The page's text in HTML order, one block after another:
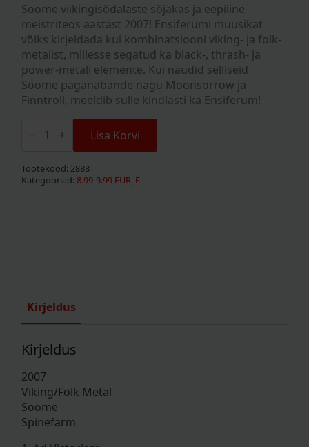
Soome viikingisõdalaste sõjakas ja eepiline
meistriteos aastast 2007! Ensiferumi muusikat
võiks kirjeldada kui kombinatsiooni viking- ja folk-
metalist, millesse segatud ka black-, thrash- ja
power-metali elemente. Kui naudid selliseid
Soome paganabände nagu Moonsorrow ja
Finntroll, meeldib sulle kindlasti ka Ensiferum!
Ensiferum
"Victory
kogus
Lisa Korvi
Tootekood: 2888
Kategooriad: 8.99-9.99 EUR, E
Kirjeldus
Kirjeldus
2007
Viking/Folk Metal
Soome
Spinefarm